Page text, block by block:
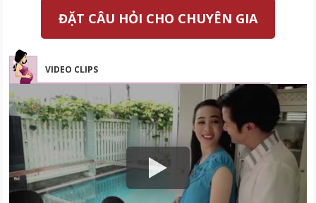
ĐẶT CÂU HỎI CHO CHUYÊN GIA
VIDEO CLIPS